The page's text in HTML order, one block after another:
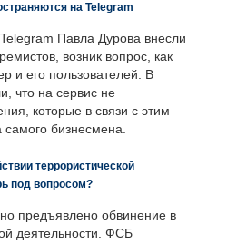
на Telegram
Павла Дурова внесли
возник вопрос, как
и его пользователей. В
что на сервис не
которые в связи с этим
самого бизнесмена.
террористической
под вопросом?
предъявлено обвинение в
деятельности. ФСБ